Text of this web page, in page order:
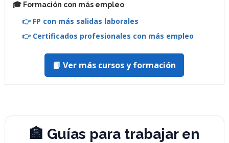
🎓 Formación con más empleo
👉 FP con más salidas laborales
👉 Certificados profesionales con más empleo
📘 Ver más cursos y formación
🏦 Guías para trabajar en